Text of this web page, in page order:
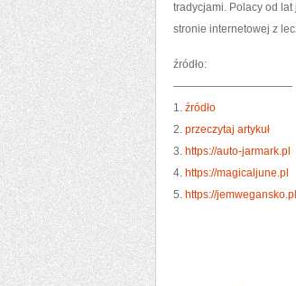
tradycjami. Polacy od
stronie internetowej z
źródło:
———————————
1. źródło
2. przeczytaj artykuł
3. https://auto-jarmark.pl
4. https://magicaljune.pl
5. https://jemwegansko.pl